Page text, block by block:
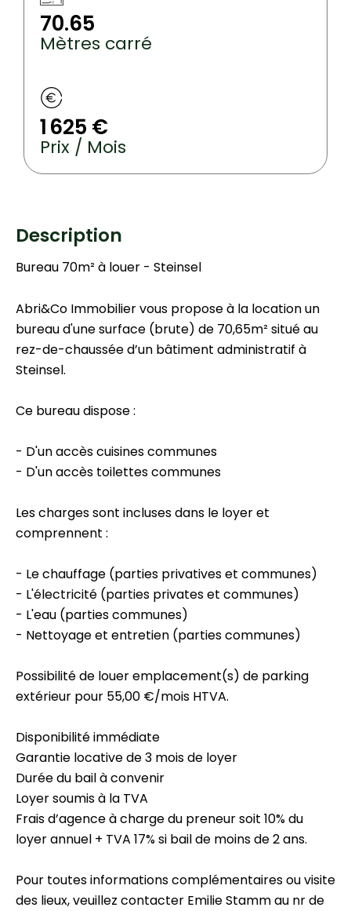
70.65
Mètres carré
1 625 €
Prix / Mois
Description
Bureau 70m² à louer - Steinsel
Abri&Co Immobilier vous propose à la location un
bureau d'une surface (brute) de 70,65m² situé au
rez-de-chaussée d’un bâtiment administratif à
Steinsel.
Ce bureau dispose :
- D'un accès cuisines communes
- D'un accès toilettes communes
Les charges sont incluses dans le loyer et
comprennent :
- Le chauffage (parties privatives et communes)
- L'électricité (parties privates et communes)
- L'eau (parties communes)
- Nettoyage et entretien (parties communes)
Possibilité de louer emplacement(s) de parking
extérieur pour 55,00 €/mois HTVA.
Disponibilité immédiate
Garantie locative de 3 mois de loyer
Durée du bail à convenir
Loyer soumis à la TVA
Frais d’agence à charge du preneur soit 10% du
loyer annuel + TVA 17% si bail de moins de 2 ans.
Pour toutes informations complémentaires ou visite
des lieux, veuillez contacter Emilie Stamm au nr de